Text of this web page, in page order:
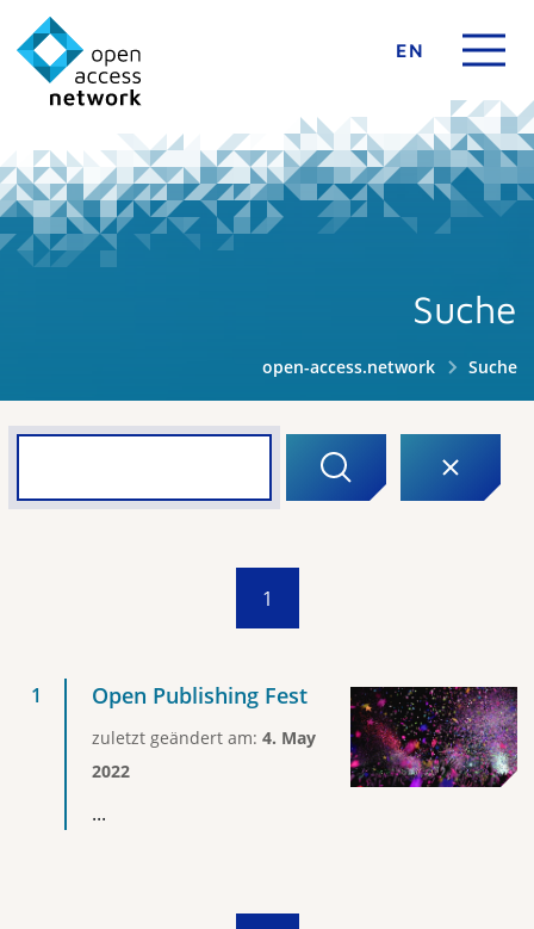
EN
Suche
open-access.network Suche
1
Open Publishing Fest
zuletzt geändert am: 4. May
2022
...